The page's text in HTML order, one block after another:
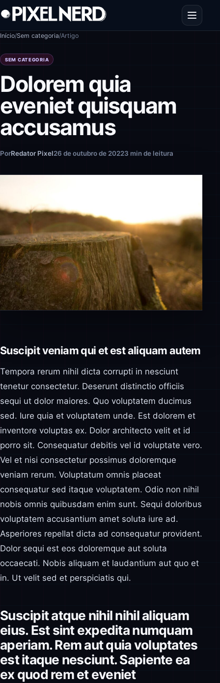
Pular para o conteúdo
Abrir
Início/Sem categoria/Artigo
SEM CATEGORIA
Dolorem quia
eveniet quisquam
accusamus
PorRedator Pixel26 de outubro de 20223 min de leitura
Suscipit veniam qui et est aliquam autem
Tempora rerum nihil dicta corrupti in nesciunt
tenetur consectetur. Deserunt distinctio officiis
sequi ut dolor maiores. Quo voluptatem ducimus
sed. Iure quia et voluptatem unde. Est dolorem et
inventore voluptas ex. Dolor architecto velit et id
porro sit. Consequatur debitis vel id voluptate vero.
Vel et nisi consectetur possimus doloremque
veniam rerum. Voluptatum omnis placeat
consequatur sed itaque voluptatem. Odio non nihil
nobis omnis quibusdam enim sunt. Sequi doloribus
voluptatem accusantium amet soluta iure ad.
Asperiores repellat dicta ad consequatur provident.
Dolor sequi est eos doloremque aut soluta
occaecati. Nobis aliquam et laudantium aut quo et
in. Ut velit sed et perspiciatis qui.
Suscipit atque nihil nihil aliquam
eius. Est sint expedita numquam
aperiam. Rem aut quia voluptates
est itaque nesciunt. Sapiente ea
ex quod rem et eveniet